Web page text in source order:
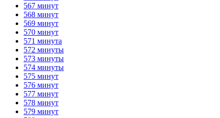
567 минут
568 минут
569 минут
570 минут
571 минута
572 минуты
573 минуты
574 минуты
575 минут
576 минут
577 минут
578 минут
579 минут